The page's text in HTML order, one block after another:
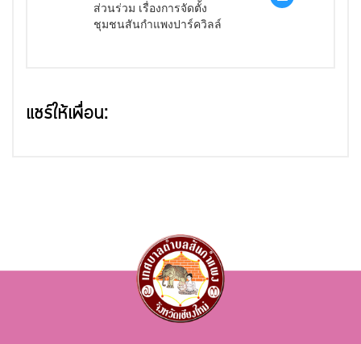
ส่วนร่วม เรื่องการจัดตั้ง
ชุมชนสันกำแพงปาร์ควิลล์
แชร์ให้เพื่อน: